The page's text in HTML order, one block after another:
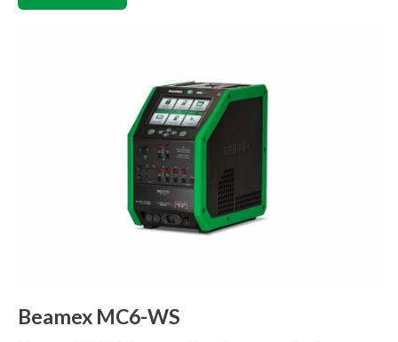
Beamex MC6-WS